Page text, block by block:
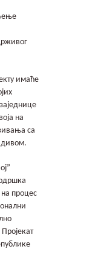
имаће
на
са
процес